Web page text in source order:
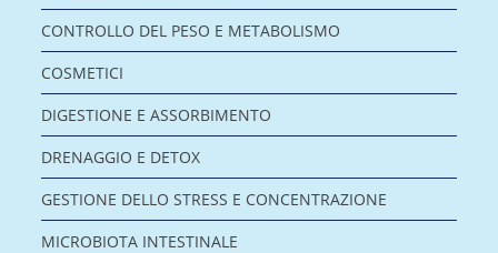
CONTROLLO DEL PESO E METABOLISMO
COSMETICI
DIGESTIONE E ASSORBIMENTO
DRENAGGIO E DETOX
GESTIONE DELLO STRESS E CONCENTRAZIONE
MICROBIOTA INTESTINALE